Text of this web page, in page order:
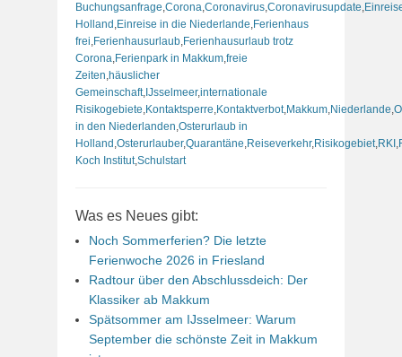
Buchungsanfrage,Corona,Coronavirus,Coronavirusupdate,
Holland ,Einreise in die Niederlande,Ferienhaus
frei,Ferienhausurlaub,Ferienhausurlaub trotz
Corona,Ferienpark in Makkum,freie
Zeiten,häuslicher
Gemeinschaft, IJsselmeer,internationale
Risikogebiete,Kontaktsperre,Kontaktverbot,Makkum,Niederlande,
in den Niederlanden,Osterurlaub in
Holland ,Osterurlauber,Quarantäne,Reiseverkehr,Risikogebiet,RKI ,
Koch Institut,Schulstart
Was es Neues gibt:
Noch Sommerferien? Die letzte
Ferienwoche 2026 in Friesland
Radtour über den Abschlussdeich: Der
Klassiker ab Makkum
Spätsommer am IJsselmeer: Warum
September die schönste Zeit in Makkum